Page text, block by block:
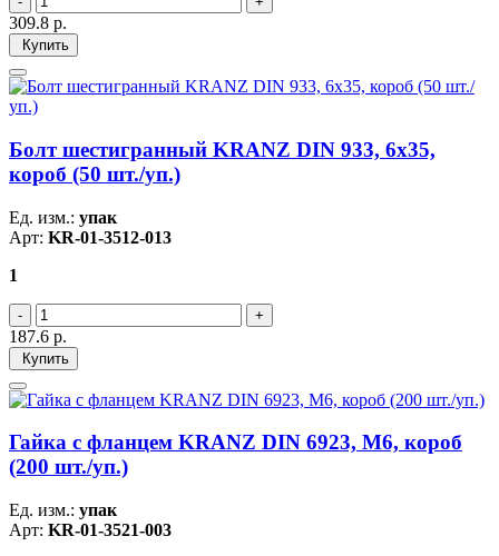
309.8 р.
Купить
Болт шестигранный KRANZ DIN 933, 6х35,
короб (50 шт./уп.)
Ед. изм.: упак
Арт: KR-01-3512-013
1
187.6 р.
Купить
Гайка с фланцем KRANZ DIN 6923, M6, короб
(200 шт./уп.)
Ед. изм.: упак
Арт: KR-01-3521-003